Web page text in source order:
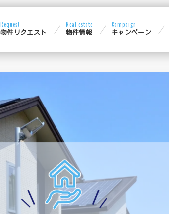
Request
物件リクエスト
Real estate
物件情報
Campaign
キャンペーン